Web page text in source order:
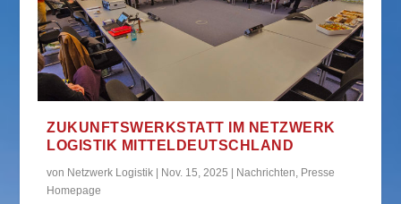
ZUKUNFTSWERKSTATT IM NETZWERK
LOGISTIK MITTELDEUTSCHLAND
von Netzwerk Logistik Nov. 15, 2025 Nachrichten, Presse
Homepage